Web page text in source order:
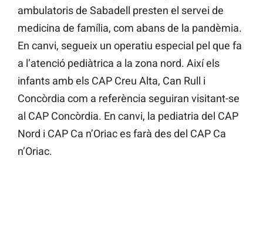
ambulatoris de Sabadell presten el servei de
medicina de família, com abans de la pandèmia.
En canvi, segueix un operatiu especial pel que fa
a l’atenció pediàtrica a la zona nord. Així els
infants amb els CAP Creu Alta, Can Rull i
Concòrdia com a referència seguiran visitant-se
al CAP Concòrdia. En canvi, la pediatria del CAP
Nord i CAP Ca n’Oriac es farà des del CAP Ca
n’Oriac.